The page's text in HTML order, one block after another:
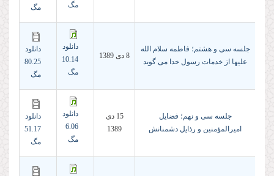
مگ
مگ
جلسه سی و هشتم؛ فاطمه سلام الله
علیها از خدمات رسول خدا می گوید
8 دى 1389
دانلود
10.14
مگ
دانلود
80.25
مگ
جلسه سی و نهم؛ فضایل
امیرالمؤمنین و رذایل دشمنانش
15 دى
1389
دانلود
6.06
مگ
دانلود
51.17
مگ